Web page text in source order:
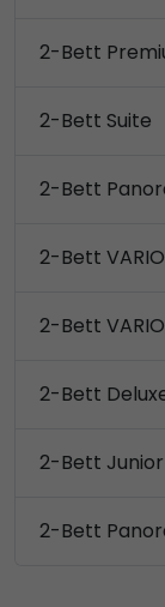
2-Bett
2-Bett Suite
2-Bett
2-Bett
2-Bett
2-Bett
2-Bett Junior
2-Bett